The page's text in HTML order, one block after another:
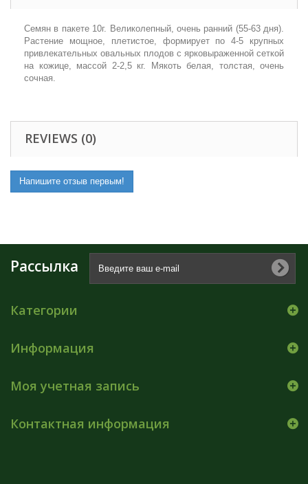
Семян в пакете 10г. Великолепный, очень ранний (55-63 дня).
Растение мощное, плетистое, формирует по 4-5 крупных
привлекательных овальных плодов с ярковыраженной сеткой
на кожице, массой 2-2,5 кг. Мякоть белая, толстая, очень
сочная.
REVIEWS (0)
Напишите отзыв первым!
Рассылка
Категории
Информация
Моя учетная запись
Контактная информация